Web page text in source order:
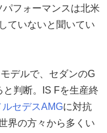
パフォーマンスは北米
ていないと聞いてい
デルで、セダンのG
判断。IS Fを生産終
ルセデスAMGに対抗
界の方々から多くい